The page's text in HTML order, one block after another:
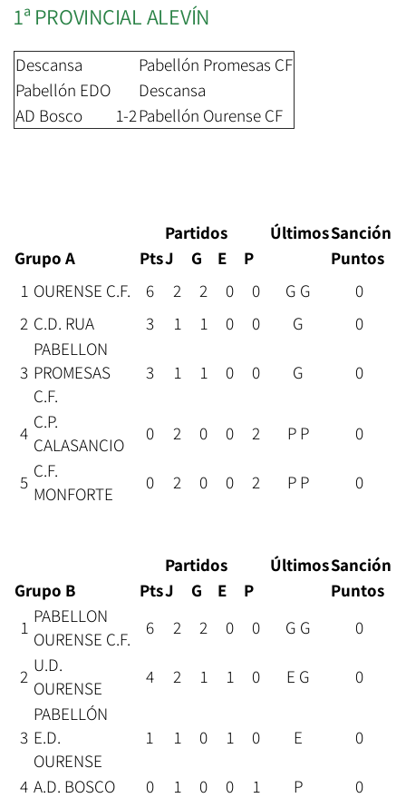
1ª PROVINCIAL ALEVÍN
Descansa
Pabellón Promesas CF
Pabellón EDO
Descansa
AD Bosco
1-2Pabellón Ourense CF
Partidos ÚltimosSanción
Grupo A
PtsJ G E P
Puntos
1 OURENSE C.F. 6 2 2 0 0 G G
0
2 C.D. RUA 3 1 1 0 0 G 0
3
PABELLON
PROMESAS
C.F.
3 1 1 0 0 G 0
4
C.P.
CALASANCIO
0 2 0 0 2 P P 0
5
C.F.
MONFORTE
0 2 0 0 2 P P 0
Partidos ÚltimosSanción
Grupo B
PtsJ G E P
Puntos
1
PABELLON
OURENSE C.F.
6 2 2 0 0 G G 0
2
U.D.
OURENSE
4 2 1 1 0 E G 0
3
PABELLÓN
E.D.
OURENSE
1 1 0 1 0 E 0
4 A.D. BOSCO 0 1 0 0 1 P
0